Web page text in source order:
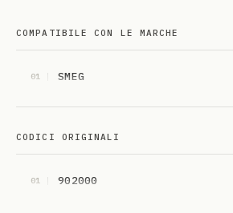
COMPATIBILE CON LE MARCHE
01 SMEG
CODICI ORIGINALI
01 902000